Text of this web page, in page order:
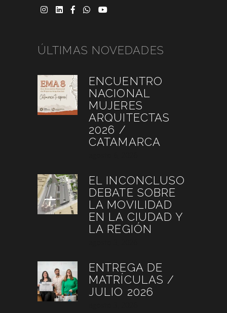
ÚLTIMAS NOVEDADES
ENCUENTRO
NACIONAL
MUJERES
ARQUITECTAS
2026 /
CATAMARCA
EL INCONCLUSO
DEBATE SOBRE
LA MOVILIDAD
EN LA CIUDAD Y
LA REGIÓN
ENTREGA DE
MATRÍCULAS /
JULIO 2026